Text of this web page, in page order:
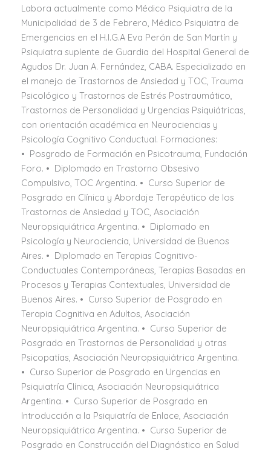
Labora actualmente como Médico Psiquiatra de la
Municipalidad de 3 de Febrero, Médico Psiquiatra de
Emergencias en el H.I.G.A Eva Perón de San Martín y
Psiquiatra suplente de Guardia del Hospital General de
Agudos Dr. Juan A. Fernández, CABA. Especializado en
el manejo de Trastornos de Ansiedad y TOC, Trauma
Psicológico y Trastornos de Estrés Postraumático,
Trastornos de Personalidad y Urgencias Psiquiátricas,
con orientación académica en Neurociencias y
Psicología Cognitivo Conductual. Formaciones:
• Posgrado de Formación en Psicotrauma, Fundación
Foro. • Diplomado en Trastorno Obsesivo
Compulsivo, TOC Argentina. • Curso Superior de
Posgrado en Clínica y Abordaje Terapéutico de los
Trastornos de Ansiedad y TOC, Asociación
Neuropsiquiátrica Argentina. • Diplomado en
Psicología y Neurociencia, Universidad de Buenos
Aires. • Diplomado en Terapias Cognitivo-
Conductuales Contemporáneas, Terapias Basadas en
Procesos y Terapias Contextuales, Universidad de
Buenos Aires. • Curso Superior de Posgrado en
Terapia Cognitiva en Adultos, Asociación
Neuropsiquiátrica Argentina. • Curso Superior de
Posgrado en Trastornos de Personalidad y otras
Psicopatías, Asociación Neuropsiquiátrica Argentina.
• Curso Superior de Posgrado en Urgencias en
Psiquiatría Clínica, Asociación Neuropsiquiátrica
Argentina. • Curso Superior de Posgrado en
Introducción a la Psiquiatría de Enlace, Asociación
Neuropsiquiátrica Argentina. • Curso Superior de
Posgrado en Construcción del Diagnóstico en Salud